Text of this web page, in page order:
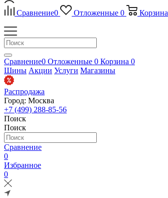
Сравнение0 Отложенные 0 Корзина
Сравнение0 Отложенные 0 Корзина 0
Шины Акции Услуги Магазины
Распродажа
Город: Москва
+7 (499) 288-85-56
Поиск
Поиск
Сравнение
0
Избранное
0